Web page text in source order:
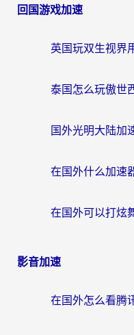
回国游戏加速
影音加速